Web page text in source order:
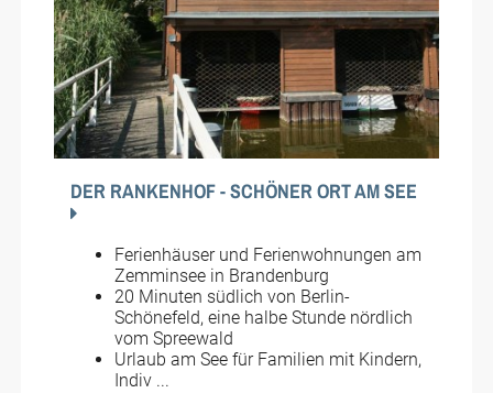
DER RANKENHOF - SCHÖNER ORT AM SEE
Ferienhäuser und Ferienwohnungen am
Zemminsee in Brandenburg
20 Minuten südlich von Berlin-
Schönefeld, eine halbe Stunde nördlich
vom Spreewald
Urlaub am See für Familien mit Kindern,
Indiv ...